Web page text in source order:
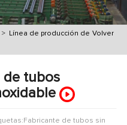
Volver
>
Línea de producción de
de tubos
de tubos sin